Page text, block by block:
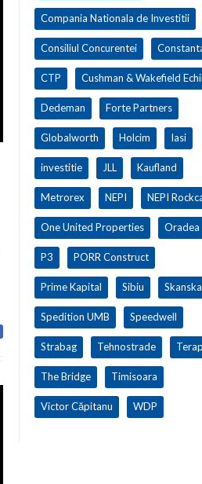
Compania Nationala de Investitii
Consiliul Concurentei
CTP Cushman & Wakefield
Dedeman Forte Partners
Globalworth Holcim Iasi
investitie JLL Kaufland
Metrorex NEPI NEPI
One United Properties Oradea
P3 PORR Construct
Prime Kapital Sibiu Skanska
Spedition UMB Speedwell
Strabag Tehnostrade
The Bridge Timisoara
Victor Căpitanu WDP